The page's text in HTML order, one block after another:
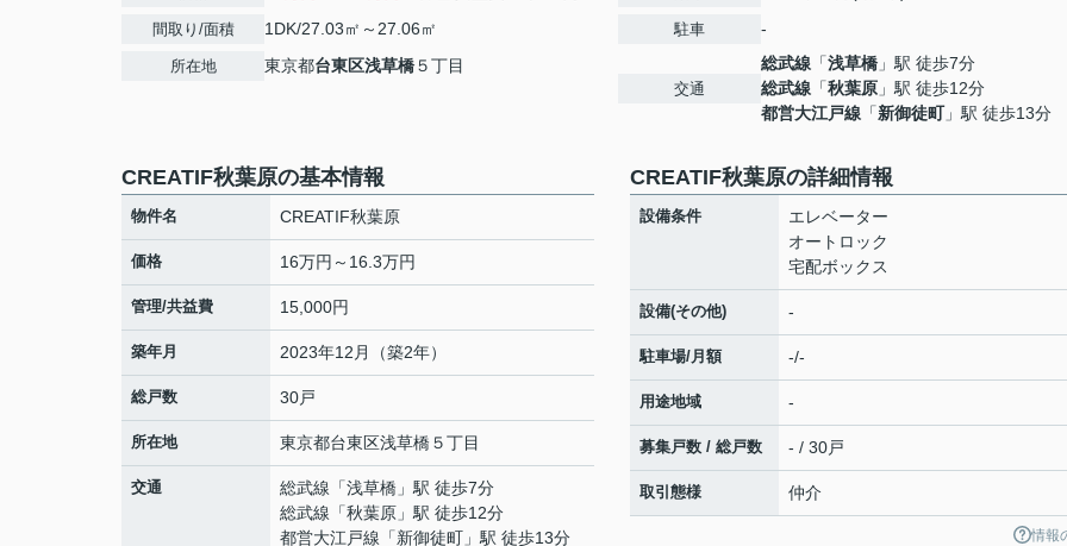
間取り/面積 1DK/27.03㎡～27.06㎡
所在地 東京都台東区浅草橋５丁目
駐車 -
交通
総武線 「浅草橋 」駅 徒歩7分
総武線 「秋葉原 」駅 徒歩12分
都営大江戸線 「新御徒町」駅 徒歩13分
CREATIF秋葉原の基本情報
物件名 CREATIF秋葉原
価格 16万円～16.3万円
管理/共益費 15,000円
築年月 2023年12月（築2年）
総戸数 30戸
所在地 東京都台東区浅草橋５丁目
交通 総武線 「浅草橋 」駅 徒歩7分
総武線 「秋葉原 」駅 徒歩12分
都営大江戸線 「新御徒町 」駅 徒歩13分
CREATIF秋葉原の詳細情報
設備条件
エレベーター
オートロック
宅配ボックス
設備(その他) -
駐車場/月額 -/-
用途地域 -
募集戸数 / 総戸数 - / 30戸
取引態様 仲介
情報